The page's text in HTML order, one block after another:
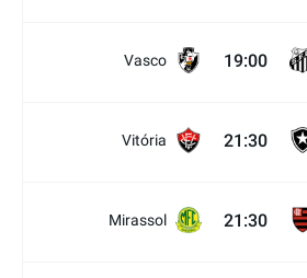
Vasco 19:00
Vitória 21:30
Mirassol 21:30